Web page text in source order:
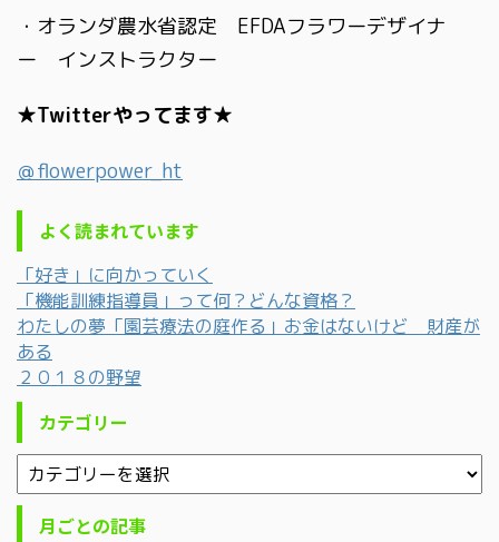
・オランダ農水省認定 EFDAフラワーデザイナ
ー インストラクター
★Twitterやってます★
＠flowerpower_ht
よく読まれています
「好き」に向かっていく
「機能訓練指導員」って何？どんな資格？
わたしの夢「園芸療法の庭作る」お金はないけど 財産が
ある
２０１８の野望
カテゴリー
月ごとの記事